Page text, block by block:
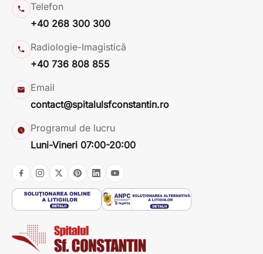
Telefon
+40 268 300 300
Radiologie-Imagistică
+40 736 808 855
Email
contact@spitalulsfconstantin.ro
Programul de lucru
Luni-Vineri 07:00-20:00